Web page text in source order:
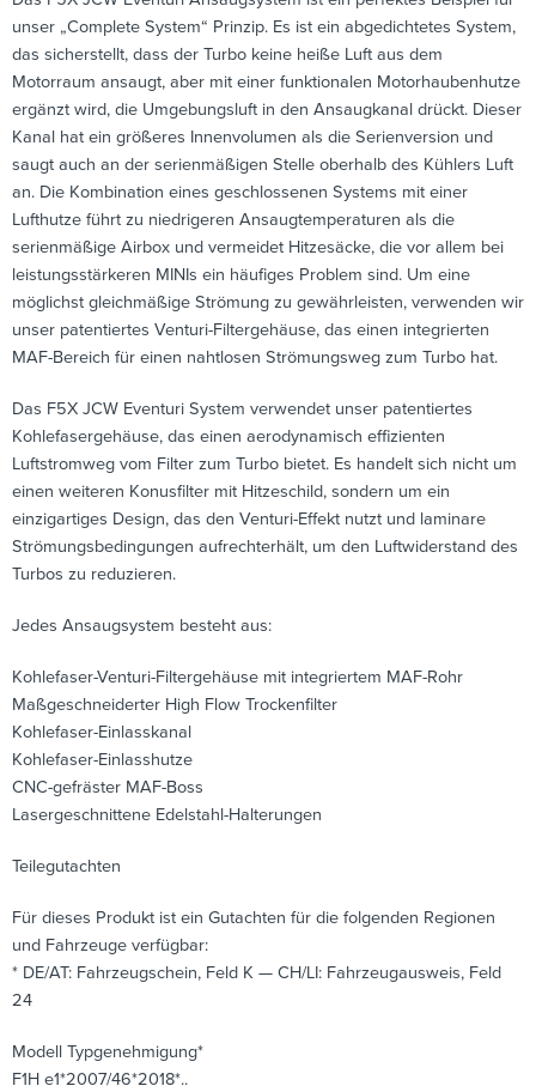
unser „Complete System“ Prinzip. Es ist ein abgedichtetes System,
das sicherstellt, dass der Turbo keine heiße Luft aus dem
Motorraum ansaugt, aber mit einer funktionalen Motorhaubenhutze
ergänzt wird, die Umgebungsluft in den Ansaugkanal drückt. Dieser
Kanal hat ein größeres Innenvolumen als die Serienversion und
saugt auch an der serienmäßigen Stelle oberhalb des Kühlers Luft
an. Die Kombination eines geschlossenen Systems mit einer
Lufthutze führt zu niedrigeren Ansaugtemperaturen als die
serienmäßige Airbox und vermeidet Hitzesäcke, die vor allem bei
leistungsstärkeren MINIs ein häufiges Problem sind. Um eine
möglichst gleichmäßige Strömung zu gewährleisten, verwenden wir
unser patentiertes Venturi-Filtergehäuse, das einen integrierten
MAF-Bereich für einen nahtlosen Strömungsweg zum Turbo hat.
Das F5X JCW Eventuri System verwendet unser patentiertes
Kohlefasergehäuse, das einen aerodynamisch effizienten
Luftstromweg vom Filter zum Turbo bietet. Es handelt sich nicht um
einen weiteren Konusfilter mit Hitzeschild, sondern um ein
einzigartiges Design, das den Venturi-Effekt nutzt und laminare
Strömungsbedingungen aufrechterhält, um den Luftwiderstand des
Turbos zu reduzieren.
Jedes Ansaugsystem besteht aus:
Kohlefaser-Venturi-Filtergehäuse mit integriertem MAF-Rohr
Maßgeschneiderter High Flow Trockenfilter
Kohlefaser-Einlasskanal
Kohlefaser-Einlasshutze
CNC-gefräster MAF-Boss
Lasergeschnittene Edelstahl-Halterungen
Teilegutachten
Für dieses Produkt ist ein Gutachten für die folgenden Regionen
und Fahrzeuge verfügbar:
* DE/AT: Fahrzeugschein, Feld K — CH/LI: Fahrzeugausweis, Feld
24
Modell Typgenehmigung*
F1H e1*2007/46*2018*..